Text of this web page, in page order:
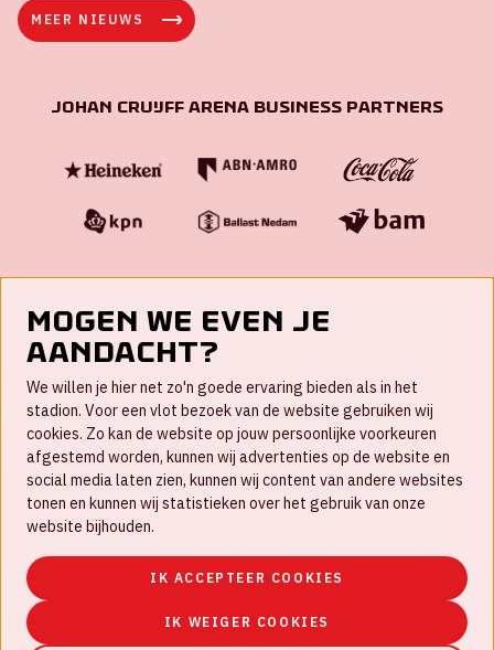
MEER NIEUWS
Johan Cruijff ArenA Business Partners
Werken bij
Disclaimer
Mogen we even je
aandacht?
We willen je hier net zo'n goede ervaring bieden als in het
stadion. Voor een vlot bezoek van de website gebruiken wij
cookies. Zo kan de website op jouw persoonlijke voorkeuren
afgestemd worden, kunnen wij advertenties op de website en
social media laten zien, kunnen wij content van andere websites
tonen en kunnen wij statistieken over het gebruik van onze
website bijhouden.
IK ACCEPTEER COOKIES
IK WEIGER COOKIES